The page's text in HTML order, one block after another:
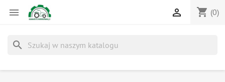
 shopping_cart (0)

search